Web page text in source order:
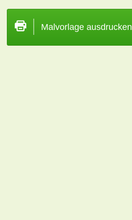
Malvorlage ausdrucken